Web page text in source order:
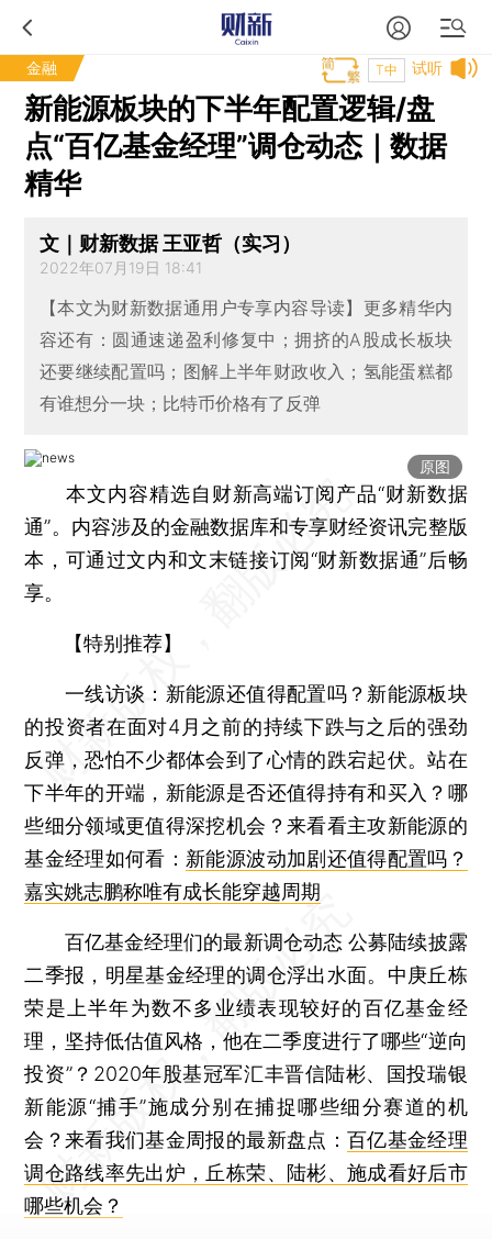
金融 试听
T中
新能源板块的下半年配置逻辑/盘
点“百亿基金经理”调仓动态｜数据
精华
文｜财新数据 王亚哲（实习）
2022年07月19日 18:41
【本文为财新数据通用户专享内容导读】更多精华内
容还有：圆通速递盈利修复中；拥挤的A股成长板块
还要继续配置吗；图解上半年财政收入；氢能蛋糕都
有谁想分一块；比特币价格有了反弹
原图
本文内容精选自财新高端订阅产品“财新数据
通”。内容涉及的金融数据库和专享财经资讯完整版
本，可通过文内和文末链接订阅“财新数据通”后畅
享。
【特别推荐】
一线访谈：新能源还值得配置吗？ 新能源板块
的投资者在面对4月之前的持续下跌与之后的强劲
反弹，恐怕不少都体会到了心情的跌宕起伏。站在
下半年的开端，新能源是否还值得持有和买入？哪
些细分领域更值得深挖机会？来看看主攻新能源的
基金经理如何看： 新能源波动加剧还值得配置吗？
嘉实姚志鹏称唯有成长能穿越周期
百亿基金经理们的最新调仓动态 公募陆续披露
二季报，明星基金经理的调仓浮出水面。中庚丘栋
荣是上半年为数不多业绩表现较好的百亿基金经
理，坚持低估值风格，他在二季度进行了哪些“逆向
投资”？2020年股基冠军汇丰晋信陆彬、国投瑞银
新能源“捕手”施成分别在捕捉哪些细分赛道的机
会？来看我们基金周报的最新盘点： 百亿基金经理
调仓路线率先出炉，丘栋荣、陆彬、施成看好后市
哪些机会？